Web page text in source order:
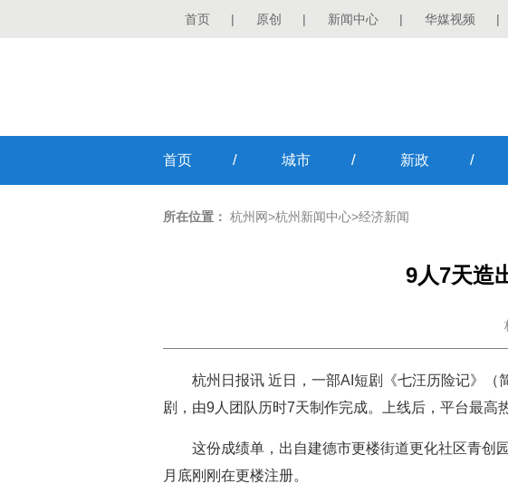
首页 | 原创 | 新闻中心 | 华媒视频 |
首页 / 城市 / 新政 /
所在位置： 杭州网>杭州新闻中心>经济新闻
9人7天造
杭州日报讯 近日，一部AI短剧《七汪历险记》
剧，由9人团队历时7天制作完成。上线后，平台最高
这份成绩单，出自建德市更楼街道更化社区青
月底刚刚在更楼注册。